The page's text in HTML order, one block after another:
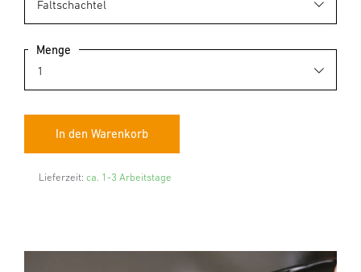
Menge
Lieferzeit: ca. 1-3 Arbeitstage